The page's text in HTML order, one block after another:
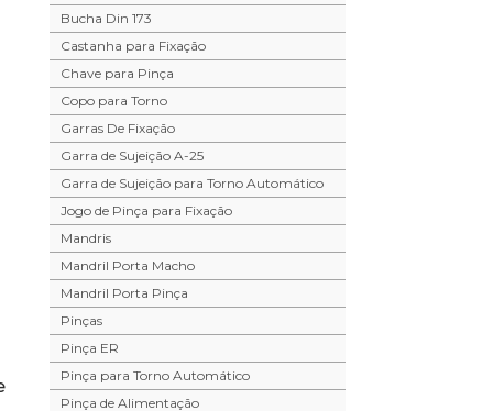
Bucha Din 173
Castanha para Fixação
Chave para Pinça
Copo para Torno
Garras De Fixação
Garra de Sujeição A-25
Garra de Sujeição para Torno Automático
Jogo de Pinça para Fixação
Mandris
Mandril Porta Macho
Mandril Porta Pinça
Pinças
Pinça ER
Pinça para Torno Automático
Pinça de Alimentação